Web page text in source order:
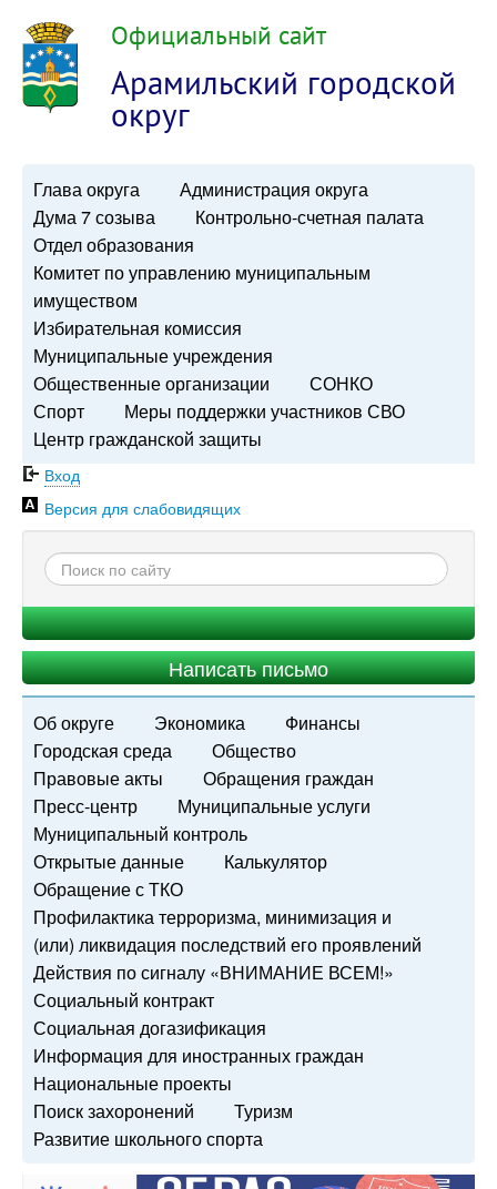
Официальный сайт
Арамильский городской
округ
Глава округа
Администрация округа
Дума 7 созыва
Контрольно-счетная палата
Отдел образования
Комитет по управлению муниципальным
имуществом
Избирательная комиссия
Муниципальные учреждения
Общественные организации
СОНКО
Спорт
Меры поддержки участников СВО
Центр гражданской защиты
Вход
Версия для слабовидящих
Написать письмо
Об округе Экономика
Финансы
Городская среда
Общество
Правовые акты
Обращения граждан
Пресс-центр
Муниципальные услуги
Муниципальный контроль
Открытые данные
Калькулятор
Обращение с ТКО
Профилактика терроризма, минимизация и
(или) ликвидация последствий его проявлений
Действия по сигналу «ВНИМАНИЕ ВСЕМ!»
Социальный контракт
Социальная догазификация
Информация для иностранных граждан
Национальные проекты
Поиск захоронений
Туризм
Развитие школьного спорта